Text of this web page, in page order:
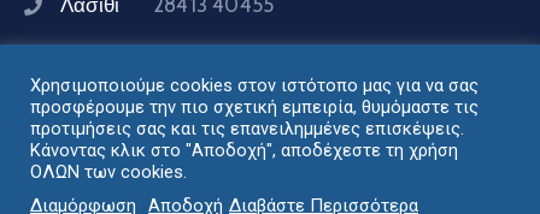
Λασίθι 28413 40455
Συνδεθείτε μαζί μας
Σχεδιασμός - Ανάπτυξη: Διεύθυνση Ηλεκτρονικής
Χρησιμοποιούμε cookies στον ιστότοπο μας για να σας
προσφέρουμε την πιο σχετική εμπειρία, θυμόμαστε τις
προτιμήσεις σας και τις επανειλημμένες επισκέψεις.
Κάνοντας κλικ στο "Αποδοχή", αποδέχεστε τη χρήση
ΟΛΩΝ των cookies.
Διαμόρφωση
Αποδοχή Διαβάστε Περισσότερα